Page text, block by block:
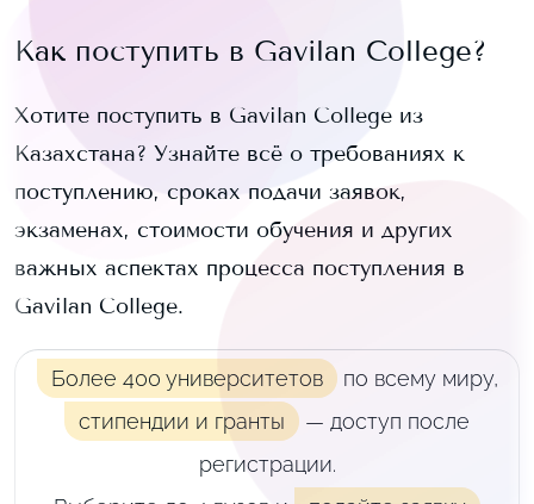
Как поступить в Gavilan College?
Хотите поступить в Gavilan College из
Казахстана? Узнайте всё о требованиях к
поступлению, сроках подачи заявок,
экзаменах, стоимости обучения и других
важных аспектах процесса поступления в
Gavilan College.
Более 400 университетов по всему миру,
стипендии и гранты
— доступ после
регистрации.